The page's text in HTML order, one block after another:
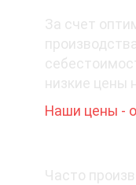
За счет
низкие цены
Наши цены -
Часто